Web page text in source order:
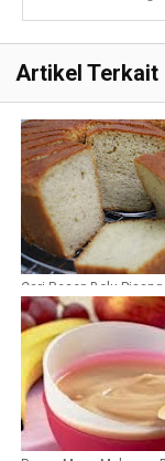
Artikel Terkait
Cari Resep Bolu
Sehat Sahabat Nestle